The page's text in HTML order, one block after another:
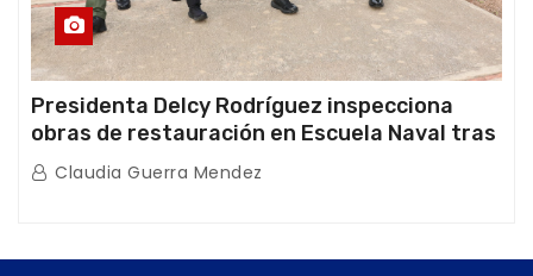
Presidenta Delcy Rodríguez inspecciona
obras de restauración en Escuela Naval tras
afectaciones sísmicas en La Guaira
Claudia Guerra Mendez